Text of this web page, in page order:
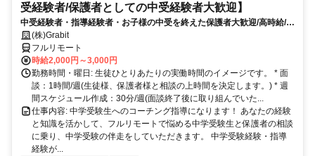
受経験者/保護者としての中受経験者大歓迎】
中受経験者・指導経験者・お子様の中受を終えた保護者大歓迎/高時給/週
1〜OK！/面接〜研修までオンライン完結
(株)Grabit
フルリモート
時給2,000円～3,000円
勤務時間・曜日: 生徒ひとりあたりの実働時間のイメージです。 * 面
談：1時間/週(生徒様、保護者様と相談の上時間を決定します。) * 週
間スケジュール作成：30分/週(面談終了後に取り組んでいた...
仕事内容: 中学受験生へのコーチング指導になります！ あなたの経験
と知識を活かして、フルリモートで悩める中学受験生と保護者の相談
に乗り、中学受験の伴走をしていただきます。 中学受験経験・指導
経験が...